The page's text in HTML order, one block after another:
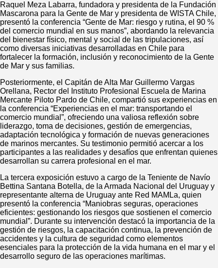
Raquel Meza Labarra, fundadora y presidenta de la Fundación
Mascarona para la Gente de Mar y presidenta de WISTA Chile,
presentó la conferencia “Gente de Mar: riesgo y rutina, el 90 %
del comercio mundial en sus manos”, abordando la relevancia
del bienestar físico, mental y social de las tripulaciones, así
como diversas iniciativas desarrolladas en Chile para
fortalecer la formación, inclusión y reconocimiento de la Gente
de Mar y sus familias.
Posteriormente, el Capitán de Alta Mar Guillermo Vargas
Orellana, Rector del Instituto Profesional Escuela de Marina
Mercante Piloto Pardo de Chile, compartió sus experiencias en
la conferencia “Experiencias en el mar: transportando el
comercio mundial”, ofreciendo una valiosa reflexión sobre
liderazgo, toma de decisiones, gestión de emergencias,
adaptación tecnológica y formación de nuevas generaciones
de marinos mercantes. Su testimonio permitió acercar a los
participantes a las realidades y desafíos que enfrentan quienes
desarrollan su carrera profesional en el mar.
La tercera exposición estuvo a cargo de la Teniente de Navío
Bettina Santana Botella, de la Armada Nacional del Uruguay y
representante alterna de Uruguay ante Red MAMLa, quien
presentó la conferencia “Maniobras seguras, operaciones
eficientes: gestionando los riesgos que sostienen el comercio
mundial”. Durante su intervención destacó la importancia de la
gestión de riesgos, la capacitación continua, la prevención de
accidentes y la cultura de seguridad como elementos
esenciales para la protección de la vida humana en el mar y el
desarrollo seguro de las operaciones marítimas.